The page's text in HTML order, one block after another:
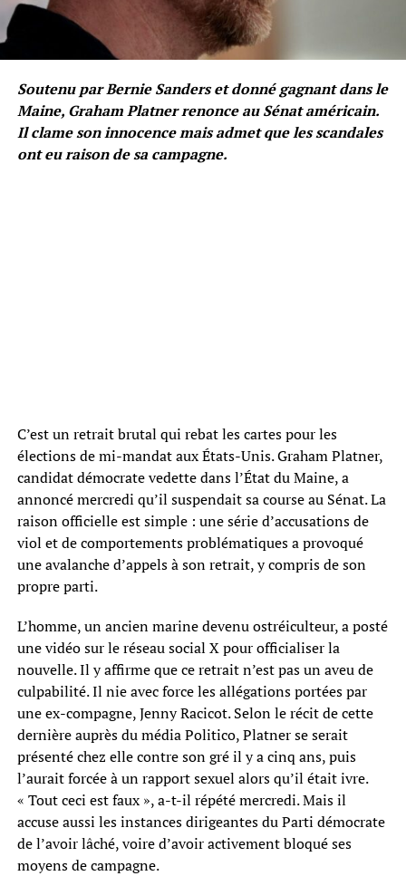
Soutenu par Bernie Sanders et donné gagnant dans le
Maine, Graham Platner renonce au Sénat américain.
Il clame son innocence mais admet que les scandales
ont eu raison de sa campagne.
C’est un retrait brutal qui rebat les cartes pour les
élections de mi-mandat aux États-Unis. Graham Platner,
candidat démocrate vedette dans l’État du Maine, a
annoncé mercredi qu’il suspendait sa course au Sénat. La
raison officielle est simple : une série d’accusations de
viol et de comportements problématiques a provoqué
une avalanche d’appels à son retrait, y compris de son
propre parti.
L’homme, un ancien marine devenu ostréiculteur, a posté
une vidéo sur le réseau social X pour officialiser la
nouvelle. Il y affirme que ce retrait n’est pas un aveu de
culpabilité. Il nie avec force les allégations portées par
une ex-compagne, Jenny Racicot. Selon le récit de cette
dernière auprès du média Politico, Platner se serait
présenté chez elle contre son gré il y a cinq ans, puis
l’aurait forcée à un rapport sexuel alors qu’il était ivre.
« Tout ceci est faux », a-t-il répété mercredi. Mais il
accuse aussi les instances dirigeantes du Parti démocrate
de l’avoir lâché, voire d’avoir activement bloqué ses
moyens de campagne.